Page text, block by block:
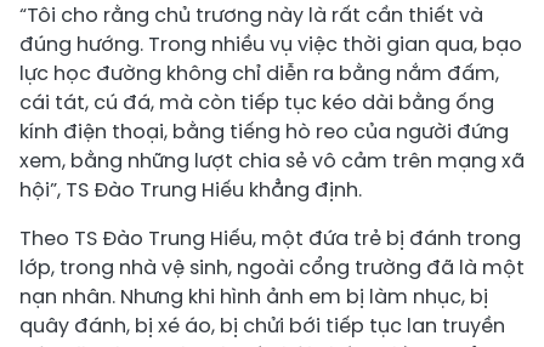
“Tôi cho rằng chủ trương này là rất cần thiết và
đúng hướng. Trong nhiều vụ việc thời gian qua, bạo
lực học đường không chỉ diễn ra bằng nắm đấm,
cái tát, cú đá, mà còn tiếp tục kéo dài bằng ống
kính điện thoại, bằng tiếng hò reo của người đứng
xem, bằng những lượt chia sẻ vô cảm trên mạng xã
hội”, TS Đào Trung Hiếu khẳng định.
Theo TS Đào Trung Hiếu, một đứa trẻ bị đánh trong
lớp, trong nhà vệ sinh, ngoài cổng trường đã là một
nạn nhân. Nhưng khi hình ảnh em bị làm nhục, bị
quây đánh, bị xé áo, bị chửi bới tiếp tục lan truyền